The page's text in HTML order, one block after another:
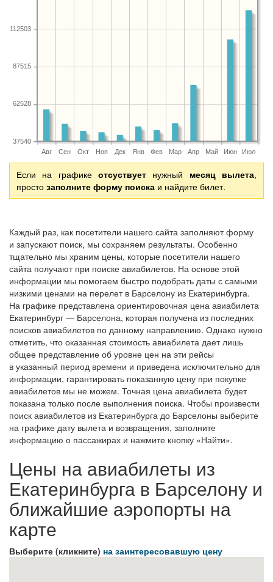
Авг Сен Окт Ноя Дек Янв Фев Мар Апр Май Июн Июл
37540
62528
87515
112503
Если на графике отсуствует нужный месяц вылета,
простозаполните форму поиска и найдите билет.
Каждый раз, как посетители нашего сайта заполняют форму
и запускают поиск, мы сохраняем результаты. Особенно
тщательно мы храним цены, которые посетители нашего
сайта получают при поиске авиабилетов. На основе этой
информации мы помогаем быстро подобрать даты с самыми
низкими ценами на перелет в Барселону из Екатеринбурга.
На графике представлена ориентировочная цена авиабилета
Екатеринбург — Барселона, которая получена из последних
поисков авиабилетов по данному направлению. Однако нужно
отметить, что оказанная стоимость авиабилета дает лишь
общее представление об уровне цен на эти рейсы
в указанный период времени и приведена исключительно для
информации, гарантировать показанную цену при покупке
авиабилетов мы не можем. Точная цена авиабилета будет
показана только после выполнения поиска. Чтобы произвести
поиск авиабилетов из Екатеринбурга до Барселоны выберите
на графике дату вылета и возвращения, заполните
информацию о пассажирах и нажмите кнопку «Найти».
Цены на авиабилеты из
Екатеринбурга в Барселону и
ближайшие аэропорты на
карте
Выберите (кликните) на заинтересовавшую цену